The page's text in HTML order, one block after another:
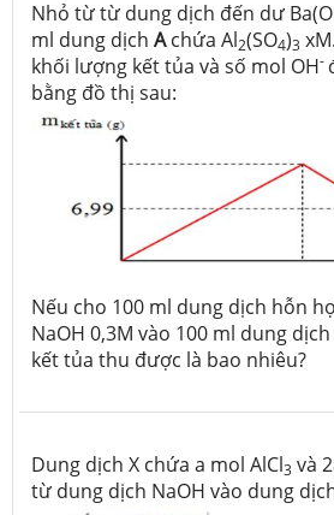
Nhỏ từ từ dung dịch đến dư
ml dung dịch Achứa Al2(SO4)3
khối lượng kết tủa và số mol OH-
bằng đồ thị sau:
Nếu cho 100 ml dung dịch hỗn
NaOH 0,3M vào 100 ml dung dịch
kết tủa thu được là bao nhiêu?
Dung dịch X chứa a mol AlCl3 và
từ dung dịch NaOH vào dung